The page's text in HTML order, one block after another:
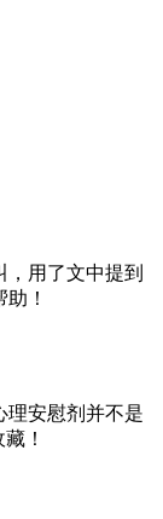
用了文中提到
！
理安慰剂并不是
！